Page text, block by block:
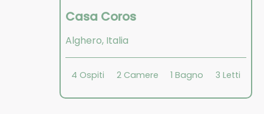
Casa Coros
Alghero, Italia
4 Ospiti 2 Camere 1 Bagno 3 Letti